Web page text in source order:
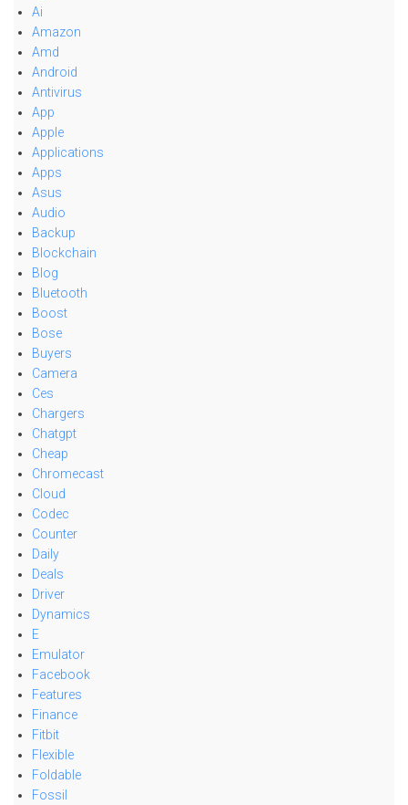
Ai
Amazon
Amd
Android
Antivirus
App
Apple
Applications
Apps
Asus
Audio
Backup
Blockchain
Blog
Bluetooth
Boost
Bose
Buyers
Camera
Ces
Chargers
Chatgpt
Cheap
Chromecast
Cloud
Codec
Counter
Daily
Deals
Driver
Dynamics
E
Emulator
Facebook
Features
Finance
Fitbit
Flexible
Foldable
Fossil